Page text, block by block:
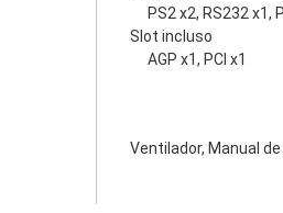
PS2 x2, RS232 x1,
Slot incluso
AGP x1, PCI x1
Ventilador, Manual